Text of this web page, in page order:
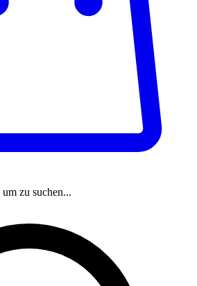
zu suchen...